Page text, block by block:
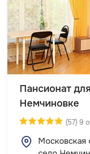
Пансионат
Немчиновке
(57) 9
Московская